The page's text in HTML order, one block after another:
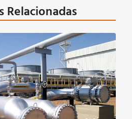
Relacionadas